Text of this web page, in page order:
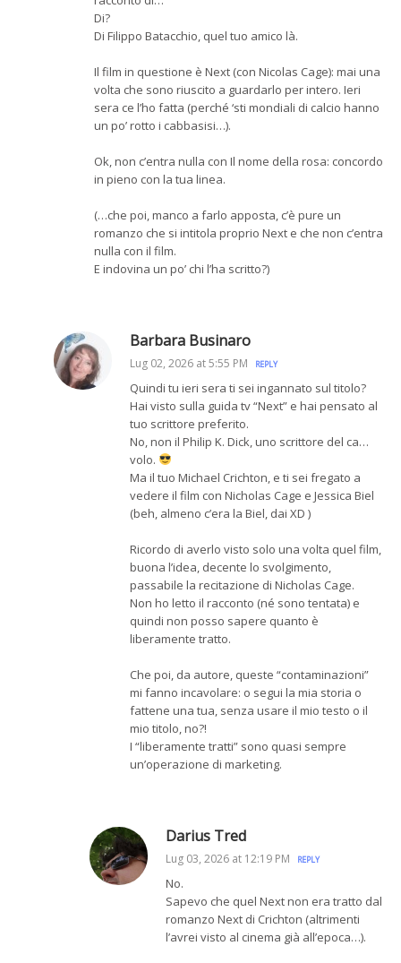
Di?
Di Filippo Batacchio, quel tuo amico là.
Il film in questione è Next (con Nicolas Cage): mai una
volta che sono riuscito a guardarlo per intero. Ieri
sera ce l’ho fatta (perché ‘sti mondiali di calcio hanno
un po’ rotto i cabbasisi…).
Ok, non c’entra nulla con Il nome della rosa: concordo
in pieno con la tua linea.
(…che poi, manco a farlo apposta, c’è pure un
romanzo che si intitola proprio Next e che non c’entra
nulla con il film.
E indovina un po’ chi l’ha scritto?)
Barbara Businaro
Lug 02, 2026 at 5:55 PM REPLY
Quindi tu ieri sera ti sei ingannato sul titolo?
Hai visto sulla guida tv “Next” e hai pensato al
tuo scrittore preferito.
No, non il Philip K. Dick, uno scrittore del ca…
volo.
Ma il tuo Michael Crichton, e ti sei fregato a
vedere il film con Nicholas Cage e Jessica Biel
(beh, almeno c’era la Biel, dai XD )
Ricordo di averlo visto solo una volta quel film,
buona l’idea, decente lo svolgimento,
passabile la recitazione di Nicholas Cage.
Non ho letto il racconto (né sono tentata) e
quindi non posso sapere quanto è
liberamente tratto.
Che poi, da autore, queste “contaminazioni”
mi fanno incavolare: o segui la mia storia o
fattene una tua, senza usare il mio testo o il
mio titolo, no?!
I “liberamente tratti” sono quasi sempre
un’operazione di marketing.
Darius Tred
Lug 03, 2026 at 12:19 PM REPLY
No.
Sapevo che quel Next non era tratto dal
romanzo Next di Crichton (altrimenti
l’avrei visto al cinema già all’epoca…).